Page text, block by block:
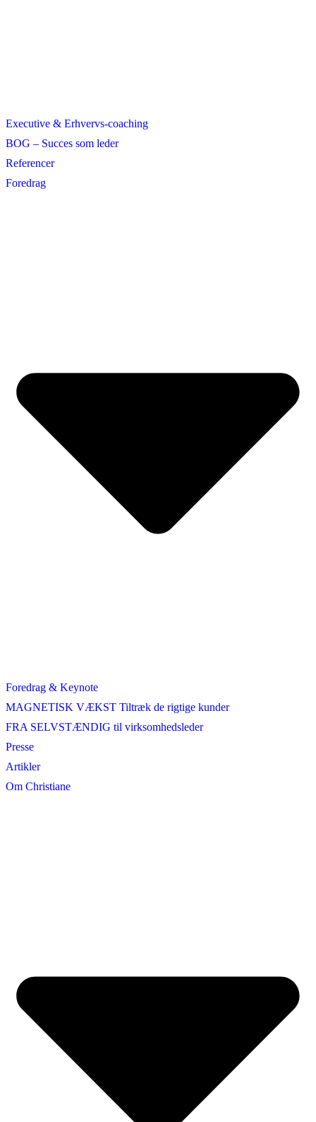
Executive & Erhvervs-coaching
BOG – Succes som leder
Referencer
Foredrag
Foredrag & Keynote
MAGNETISK VÆKST Tiltræk de rigtige kunder
FRA SELVSTÆNDIG til virksomhedsleder
Presse
Artikler
Om Christiane